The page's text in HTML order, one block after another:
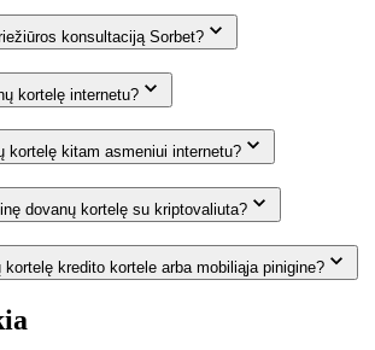
konsultaciją Sorbet?
kortelę internetu?
kortelę kitam asmeniui internetu?
dovanų kortelę su kriptovaliuta?
kredito kortele arba mobiliąja pinigine?